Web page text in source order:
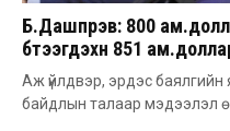
Б.Дашпүрэв: 800
бүтээгдэхүүн 851
Аж үйлдвэр, эрдэс
байдлын талаар мэдээлэл